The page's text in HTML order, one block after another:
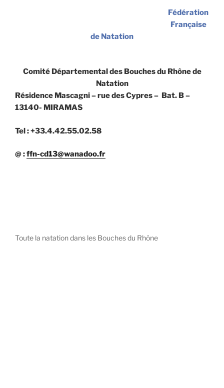
Fédération
Française
de Natation
Comité Départemental des Bouches du Rhône de
Natation
Résidence Mascagni – rue des Cypres – Bat. B –
13140- MIRAMAS
Tel : +33.4.42.55.02.58
@ :ffn-cd13@wanadoo.fr
Toute la natation dans les Bouches du Rhône